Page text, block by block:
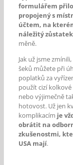
formulářem
propojený s
účtem, na
náležitý zůstatek
měně.
Jak už jsme
šeků můžete při
poplatků za
použít cizí
nebo výjimečně
hotovost. Už jen
komplikacím je
obrátit na
zkušenostmi,
USA mají.